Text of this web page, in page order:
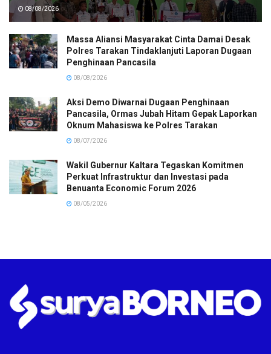
08/08/2026
Massa Aliansi Masyarakat Cinta Damai Desak
Polres Tarakan Tindaklanjuti Laporan Dugaan
Penghinaan Pancasila
08/08/2026
Aksi Demo Diwarnai Dugaan Penghinaan
Pancasila, Ormas Jubah Hitam Gepak Laporkan
Oknum Mahasiswa ke Polres Tarakan
08/07/2026
Wakil Gubernur Kaltara Tegaskan Komitmen
Perkuat Infrastruktur dan Investasi pada
Benuanta Economic Forum 2026
08/05/2026